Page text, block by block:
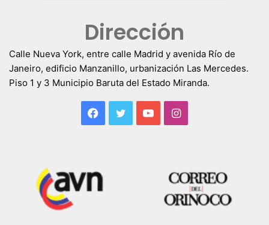
Dirección
Calle Nueva York, entre calle Madrid y avenida Río de
Janeiro, edificio Manzanillo, urbanización Las Mercedes.
Piso 1 y 3 Municipio Baruta del Estado Miranda.
Facebook
TwitterYouTubeInstagram